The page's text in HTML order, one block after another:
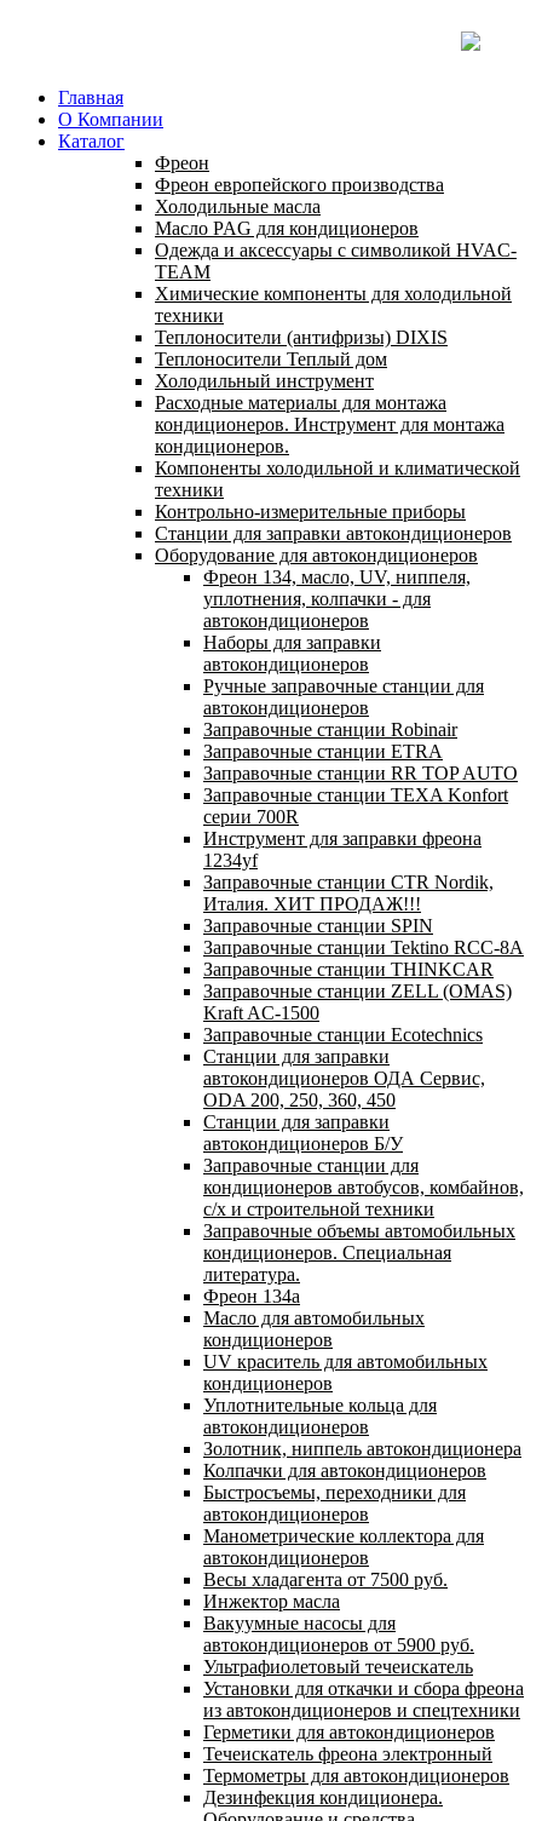
Главная
О Компании
Каталог
Фреон
Фреон европейского производства
Холодильные масла
Масло PAG для кондиционеров
Одежда и аксессуары с символикой HVAC-
TEAM
Химические компоненты для холодильной
техники
Теплоносители (антифризы) DIXIS
Теплоносители Теплый дом
Холодильный инструмент
Расходные материалы для монтажа
кондиционеров. Инструмент для монтажа
кондиционеров.
Компоненты холодильной и климатической
техники
Контрольно-измерительные приборы
Станции для заправки автокондиционеров
Оборудование для автокондиционеров
Фреон 134, масло, UV, ниппеля,
уплотнения, колпачки - для
автокондиционеров
Наборы для заправки
автокондиционеров
Ручные заправочные станции для
автокондиционеров
Заправочные станции Robinair
Заправочные станции ETRA
Заправочные станции RR TOP AUTO
Заправочные станции TEXA Konfort
серии 700R
Инструмент для заправки фреона
1234yf
Заправочные станции CTR Nordik,
Италия. ХИТ ПРОДАЖ!!!
Заправочные станции SPIN
Заправочные станции Tektino RCC-8A
Заправочные станции THINKCAR
Заправочные станции ZELL (OMAS)
Kraft AC-1500
Заправочные станции Ecotechnics
Станции для заправки
автокондиционеров ОДА Сервис,
ODA 200, 250, 360, 450
Станции для заправки
автокондиционеров Б/У
Заправочные станции для
кондиционеров автобусов, комбайнов,
с/х и строительной техники
Заправочные объемы автомобильных
кондиционеров. Специальная
литература.
Фреон 134a
Масло для автомобильных
кондиционеров
UV краситель для автомобильных
кондиционеров
Уплотнительные кольца для
автокондиционеров
Золотник, ниппель автокондиционера
Колпачки для автокондиционеров
Быстросъемы, переходники для
автокондиционеров
Манометрические коллектора для
автокондиционеров
Весы хладагента от 7500 руб.
Инжектор масла
Вакуумные насосы для
автокондиционеров от 5900 руб.
Ультрафиолетовый течеискатель
Установки для откачки и сбора фреона
из автокондиционеров и спецтехники
Герметики для автокондиционеров
Течеискатель фреона электронный
Термометры для автокондиционеров
Дезинфекция кондиционера.